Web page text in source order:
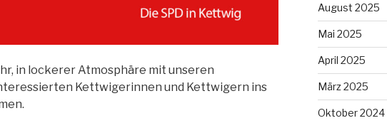
in lockerer Atmosphäre mit unseren
Kettwigerinnen und Kettwigern ins
August 2025
Mai 2025
April 2025
März 2025
Oktober 2024